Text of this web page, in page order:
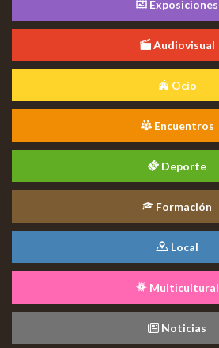
Exposiciones
Audiovisual
Ocio
Encuentros
Deporte
Formación
Local
Multicultural
Noticias